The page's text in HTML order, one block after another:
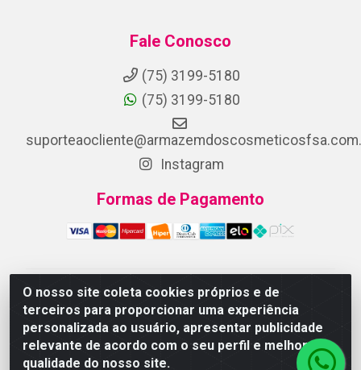
O nosso site coleta cookies próprios e de
terceiros para proporcionar uma experiência
personalizada ao usuário, apresentar publicidade
relevante de acordo com o seu perfil e melhorar a
qualidade do nosso site.
Fale Conosco
(75) 3199-5180
(75) 3199-5180
Instagram
Formas de Pagamento
ARMAZEM DOS COSMETICOS DISTRIBUIDORA LTDA -
Av.Transnordestina, 2222 - Parque Ipê, Feira de
Santana/BA - CEP 44.054-008 - CNPJ 07.246.802/0001-
25